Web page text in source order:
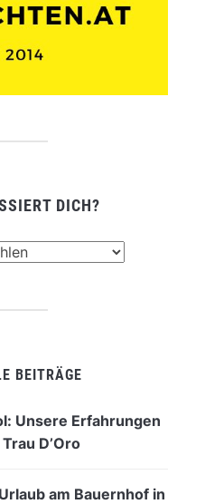
DICH?
BEITRÄGE
Unsere Erfahrungen
D’Oro
am Bauernhof in